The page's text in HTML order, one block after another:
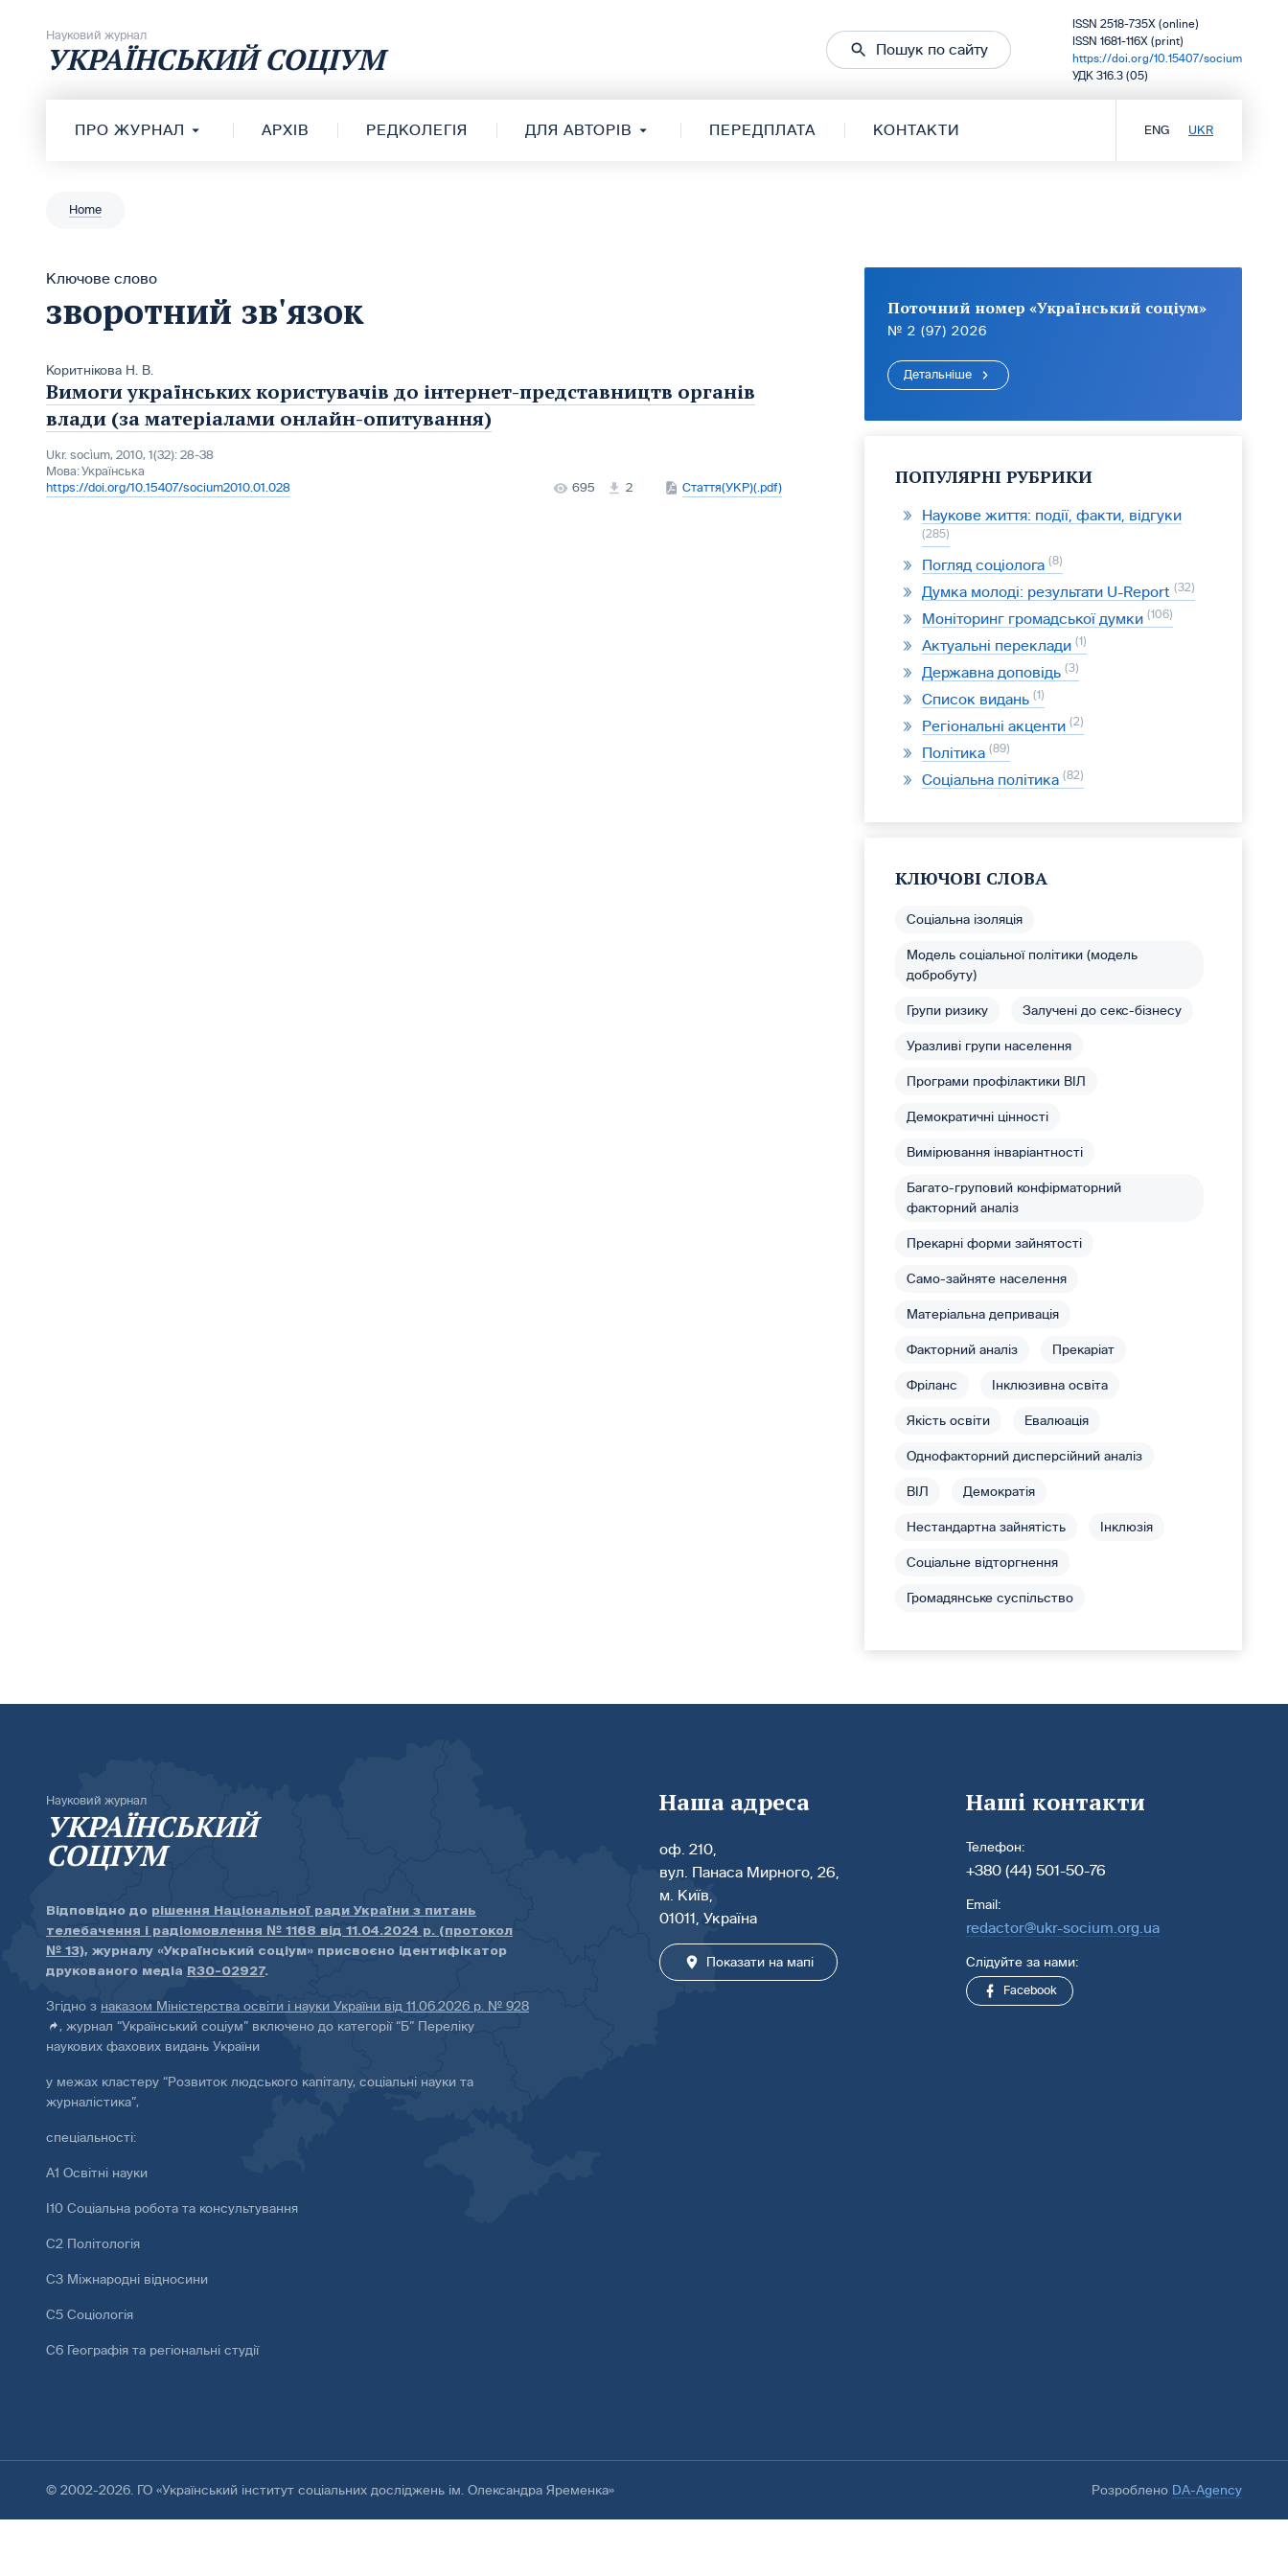
Науковий журнал
УКРАЇНСЬКИЙ СОЦІУМ Пошук по сайту
ISSN 2518-735X (online)
ISSN 1681-116X (print)
https://doi.org/10.15407/socium
УДК 316.3 (05)
ПРО ЖУРНАЛ АРХІВ РЕДКОЛЕГІЯ ДЛЯ АВТОРІВ ПЕРЕДПЛАТА КОНТАКТИ ENG UKR
Home
Ключове слово
зворотний зв'язок
Коритнікова Н. В.
Вимоги українських користувачів до інтернет-представництв органів
влади (за матеріалами онлайн-опитування)
Ukr. socìum, 2010, 1(32): 28-38
Мова:Українська
https://doi.org/10.15407/socium2010.01.028
695 2 Стаття(УКР)(.pdf)
Поточний номер «Український соціум»
№ 2 (97) 2026
Детальніше
ПОПУЛЯРНІ РУБРИКИ
Наукове життя: події, факти, відгуки
285
Погляд соціолога 8
Думка молоді: результати U-Report 32
Моніторинг громадської думки 106
Актуальні переклади 1
Державна доповідь 3
Список видань 1
Регіональні акценти 2
Політика 89
Соціальна політика 82
КЛЮЧОВІ СЛОВА
Соціальна ізоляція
Модель соціальної політики (модель
добробуту)
Групи ризику Залучені до секс-бізнесу
Уразливі групи населення
Програми профілактики ВІЛ
Демократичні цінності
Вимірювання інваріантності
Багато-груповий конфірматорний
факторний аналіз
Прекарні форми зайнятості
Само-зайняте населення
Матеріальна депривація
Факторний аналіз Прекаріат
Фріланс Інклюзивна освіта
Якість освіти Евалюація
Однофакторний дисперсійний аналіз
ВІЛ Демократія
Нестандартна зайнятість Інклюзія
Соціальне відторгнення
Громадянське суспільство
Науковий журнал
УКРАЇНСЬКИЙ
СОЦІУМ
Відповідно до рішення Національної ради України з питань
телебачення і радіомовлення № 1168 від 11.04.2024 р. (протокол
№ 13), журналу «Український соціум» присвоєно ідентифікатор
друкованого медіа R30-02927.
Згідно з наказом Міністерства освіти і науки України від 11.06.2026 р. № 928
, журнал “Український соціум” включено до категорії “Б” Переліку
наукових фахових видань України
у межах кластеру “Розвиток людського капіталу, соціальні науки та
журналістика”,
спеціальності:
А1 Освітні науки
І10 Соціальна робота та консультування
С2 Політологія
С3 Міжнародні відносини
С5 Соціологія
С6 Географія та регіональні студії
Наша адреса
оф. 210,
вул. Панаса Мирного, 26,
м. Київ,
01011, Україна
Показати на мапі
Наші контакти
Телефон:
+380 (44) 501-50-76
Email:
redactor@ukr-socium.org.ua
Слідуйте за нами:
Facebook
© 2002-2026. ГО «Український інститут соціальних досліджень ім. Олександра Яременка» Розроблено DA-Agency